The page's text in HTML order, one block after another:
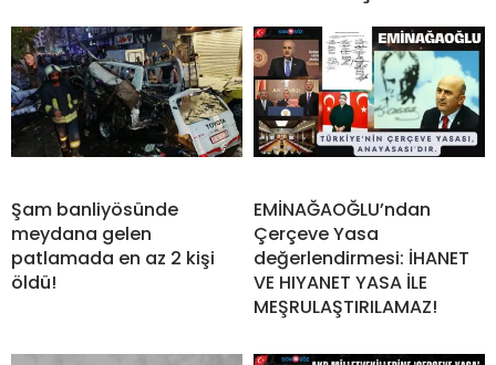
Şam banliyösünde
meydana gelen
patlamada en az 2 kişi
öldü!
EMİNAĞAOĞLU’ndan
Çerçeve Yasa
değerlendirmesi: İHANET
VE HIYANET YASA İLE
MEŞRULAŞTIRILAMAZ!